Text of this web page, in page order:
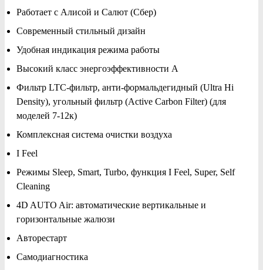
Работает с Алисой и Салют (Сбер)
Современный стильный дизайн
Удобная индикация режима работы
Высокий класс энергоэффективности А
Фильтр LTC-фильтр, анти-формальдегидный (Ultra Hi
Density), угольный фильтр (Active Carbon Filter) (для
моделей 7-12к)
Комплексная система очистки воздуха
I Feel
Режимы Sleep, Smart, Turbo, функция I Feel, Super, Self
Cleaning
4D AUTO Air: автоматические вертикальные и
горизонтальные жалюзи
Авторестарт
Самодиагностика